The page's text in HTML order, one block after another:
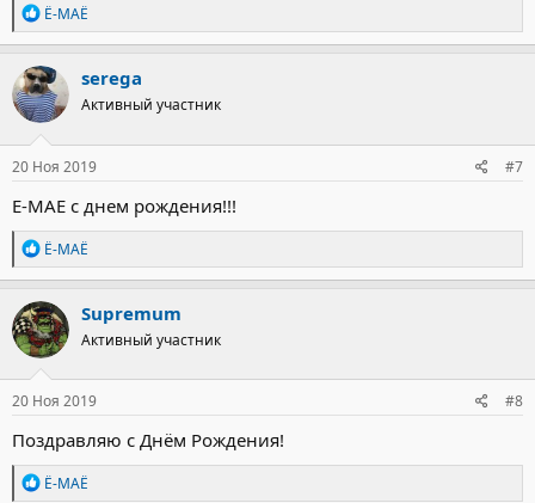
Р
е
а
к
ц
и
и
:
Ё-МАЁ
serega
Активный участник
20 Ноя 2019 #7
Е-МАЕ с днем рождения!!!
Р
е
а
к
ц
и
и
:
Ё-МАЁ
Supremum
Активный участник
20 Ноя 2019 #8
Поздравляю с Днём Рождения!
Р
Ё-МАЁ